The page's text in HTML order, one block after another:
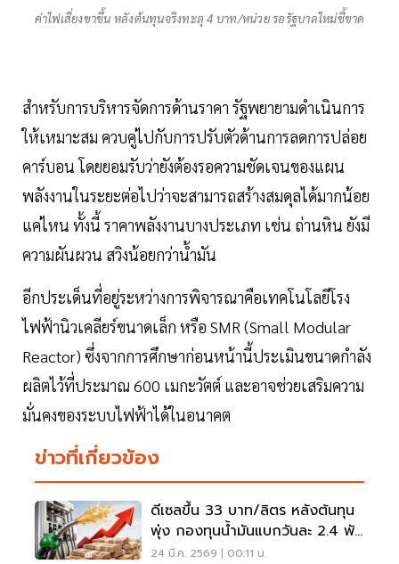
ค่าไฟเสี่ยงขาขึ้น หลังต้นทุนจริงทะลุ 4 บาท/หน่วย รอรัฐบาลใหม่ชี้ขาด
สำหรับการบริหารจัดการด้านราคา รัฐพยายามดำเนินการ
ให้เหมาะสม ควบคู่ไปกับการปรับตัวด้านการลดการปล่อย
คาร์บอน โดยยอมรับว่ายังต้องรอความชัดเจนของแผน
พลังงานในระยะต่อไปว่าจะสามารถสร้างสมดุลได้มากน้อย
แค่ไหน ทั้งนี้ ราคาพลังงานบางประเภท เช่น ถ่านหิน ยังมี
ความผันผวน สวิงน้อยกว่าน้ำมัน
อีกประเด็นที่อยู่ระหว่างการพิจารณาคือเทคโนโลยีโรง
ไฟฟ้านิวเคลียร์ขนาดเล็ก หรือ SMR (Small Modular
Reactor) ซึ่งจากการศึกษาก่อนหน้านี้ประเมินขนาดกำลัง
ผลิตไว้ที่ประมาณ 600 เมกะวัตต์ และอาจช่วยเสริมความ
มั่นคงของระบบไฟฟ้าได้ในอนาคต
ข่าวที่เกี่ยวข้อง
ดีเซลขึ้น 33 บาท/ลิตร หลังต้นทุน
พุ่ง กองทุนน้ำมันแบกวันละ 2.4 พัน
ล้าน
24 มี.ค. 2569 | 00:11 น.